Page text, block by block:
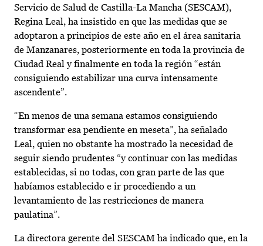
Servicio de Salud de Castilla-La Mancha (SESCAM),
Regina Leal, ha insistido en que las medidas que se
adoptaron a principios de este año en el área sanitaria
de Manzanares, posteriormente en toda la provincia de
Ciudad Real y finalmente en toda la región “están
consiguiendo estabilizar una curva intensamente
ascendente”.
“En menos de una semana estamos consiguiendo
transformar esa pendiente en meseta”, ha señalado
Leal, quien no obstante ha mostrado la necesidad de
seguir siendo prudentes “y continuar con las medidas
establecidas, si no todas, con gran parte de las que
habíamos establecido e ir procediendo a un
levantamiento de las restricciones de manera
paulatina”.
La directora gerente del SESCAM ha indicado que, en la